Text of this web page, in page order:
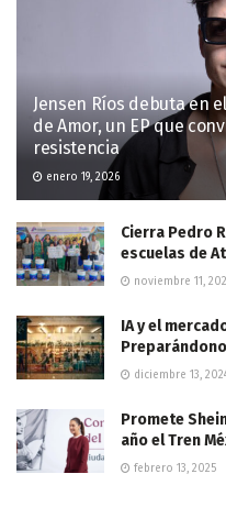
Jensen Ríos debuta en
de Amor, un EP que
resistencia
enero 19, 2026
Cierra Pedro
escuelas de
noviembre 11,
IA y el
diciembre 13,
Promete
año el Tren
febrero 13, 2025